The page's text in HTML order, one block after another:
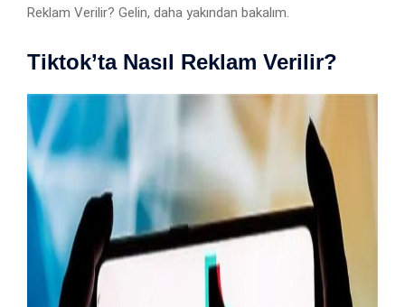
Reklam Verilir? Gelin, daha yakından bakalım.
Tiktok’ta Nasıl Reklam Verilir?